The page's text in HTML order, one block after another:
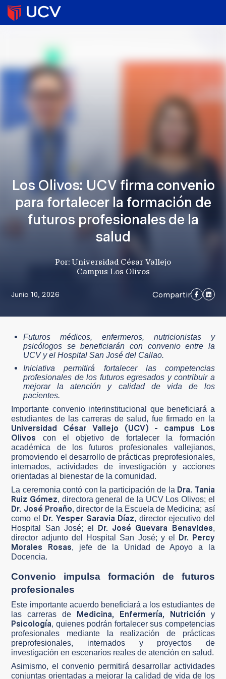
Los Olivos: UCV firma convenio
para fortalecer la formación de
futuros profesionales de la
salud
Por: Universidad César Vallejo
Campus Los Olivos
Junio 10, 2026 Compartir
Futuros médicos, enfermeros, nutricionistas y
psicólogos se beneficiarán con convenio entre la
UCV y el Hospital San José del Callao.
Iniciativa permitirá fortalecer las competencias
profesionales de los futuros egresados y contribuir a
mejorar la atención y calidad de vida de los
pacientes.
Importante convenio interinstitucional que beneficiará a
estudiantes de las carreras de salud, fue firmado en la
Universidad César Vallejo (UCV) - campus Los
Olivos con el objetivo de fortalecer la formación
académica de los futuros profesionales vallejianos,
promoviendo el desarrollo de prácticas preprofesionales,
internados, actividades de investigación y acciones
orientadas al bienestar de la comunidad.
La ceremonia contó con la participación de la Dra. Tania
Ruiz Gómez, directora general de la UCV Los Olivos; el
Dr. José Proaño, director de la Escuela de Medicina; así
como el Dr. Yesper Saravia Díaz, director ejecutivo del
Hospital San José; el Dr. José Guevara Benavides,
director adjunto del Hospital San José; y el Dr. Percy
Morales Rosas, jefe de la Unidad de Apoyo a la
Docencia.
Convenio impulsa formación de futuros
profesionales
Este importante acuerdo beneficiará a los estudiantes de
las carreras de Medicina, Enfermería, Nutrición y
Psicología, quienes podrán fortalecer sus competencias
profesionales mediante la realización de prácticas
preprofesionales, internados y proyectos de
investigación en escenarios reales de atención en salud.
Asimismo, el convenio permitirá desarrollar actividades
conjuntas orientadas a mejorar la calidad de vida de los